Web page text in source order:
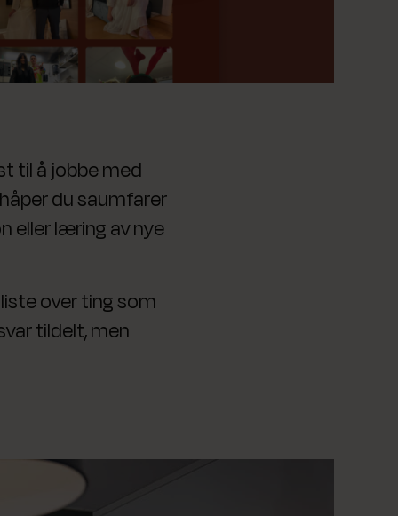
til å jobbe med
du saumfarer
eller læring av nye
over ting som
tildelt, men